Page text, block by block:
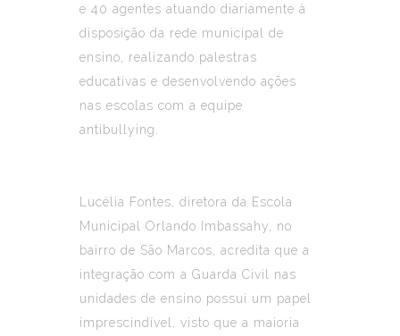
e 40 agentes atuando diariamente à
disposição da rede municipal de
ensino, realizando palestras
educativas e desenvolvendo ações
nas escolas com a equipe
antibullying.
Lucélia Fontes, diretora da Escola
Municipal Orlando Imbassahy, no
bairro de São Marcos, acredita que a
integração com a Guarda Civil nas
unidades de ensino possui um papel
imprescindível, visto que a maioria